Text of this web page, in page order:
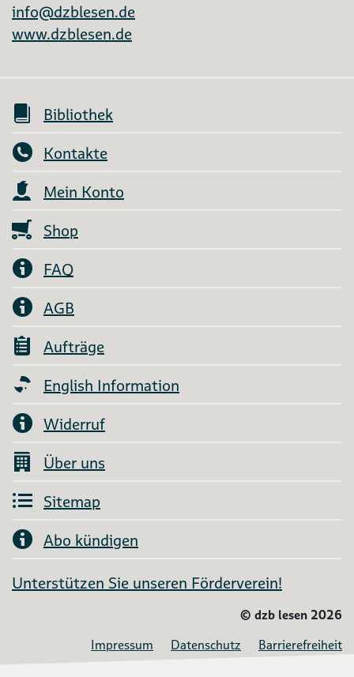
info@dzblesen.de
www.dzblesen.de
Bibliothek
Kontakte
Mein Konto
Shop
FAQ
AGB
Aufträge
English Information
Widerruf
Über uns
Sitemap
Abo kündigen
Unterstützen Sie unseren Förderverein!
© dzb lesen 2026
Impressum
Datenschutz Barrierefreiheit